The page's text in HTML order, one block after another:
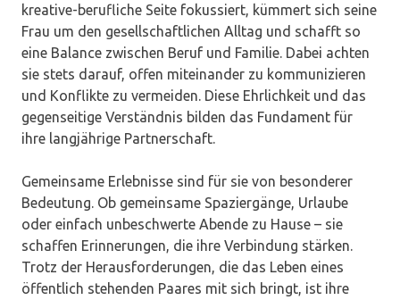
kreative-berufliche Seite fokussiert, kümmert sich seine
Frau um den gesellschaftlichen Alltag und schafft so
eine Balance zwischen Beruf und Familie. Dabei achten
sie stets darauf, offen miteinander zu kommunizieren
und Konflikte zu vermeiden. Diese Ehrlichkeit und das
gegenseitige Verständnis bilden das Fundament für
ihre langjährige Partnerschaft.
Gemeinsame Erlebnisse sind für sie von besonderer
Bedeutung. Ob gemeinsame Spaziergänge, Urlaube
oder einfach unbeschwerte Abende zu Hause – sie
schaffen Erinnerungen, die ihre Verbindung stärken.
Trotz der Herausforderungen, die das Leben eines
öffentlich stehenden Paares mit sich bringt, ist ihre